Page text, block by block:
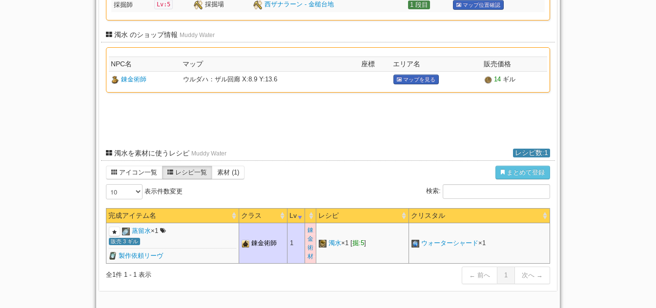
採掘師 Lv:5 採掘場 西ザナラーン - 金槌台地 1 段目 マップ位置確認
濁水 のショップ情報 Muddy Water
NPC名 マップ 座標 エリア名 販売価格
錬金術師 ウルダハ：ザル回廊 X:8.9 Y:13.6 マップを見る 14 ギル
濁水を素材に使うレシピ Muddy Water レシピ数:1
アイコン一覧 レシピ一覧 素材 (1) まとめて登録
表示件数変更 検索:
完成アイテム名 クラス Lv レシピ クリスタル
蒸留水×1
販売 3 ギル
製作依頼リーヴ
錬金術師 1
錬
金
術
材
濁水×1 [掘:5] ウォーターシャード×1
全1件 1 - 1 表示 ← 前へ 1 次へ →